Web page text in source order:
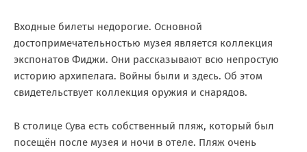
Входные билеты недорогие. Основной
достопримечательностью музея является коллекция
экспонатов Фиджи. Они рассказывают всю непростую
историю архипелага. Войны были и здесь. Об этом
свидетельствует коллекция оружия и снарядов.
В столице Сува есть собственный пляж, который был
посещён после музея и ночи в отеле. Пляж очень